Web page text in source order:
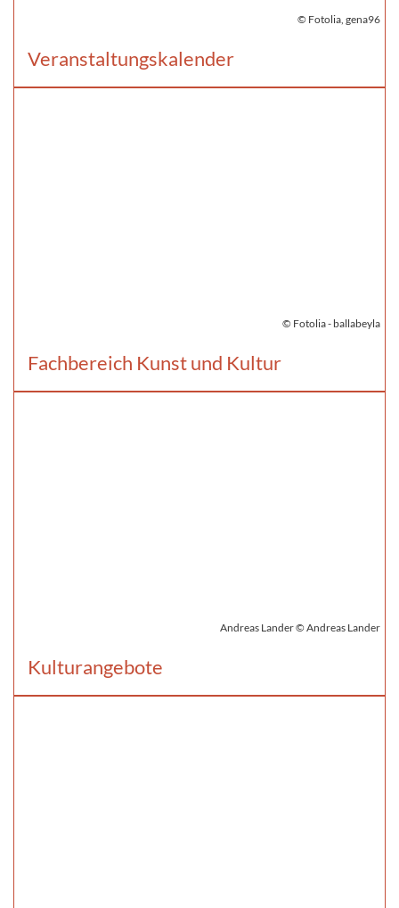
© Fotolia, gena96
Veranstaltungskalender
© Fotolia - ballabeyla
Fachbereich Kunst und Kultur
Andreas Lander © Andreas Lander
Kulturangebote